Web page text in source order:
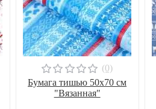
(0)
Бумага тишью 50х70 см
"Вязанная"